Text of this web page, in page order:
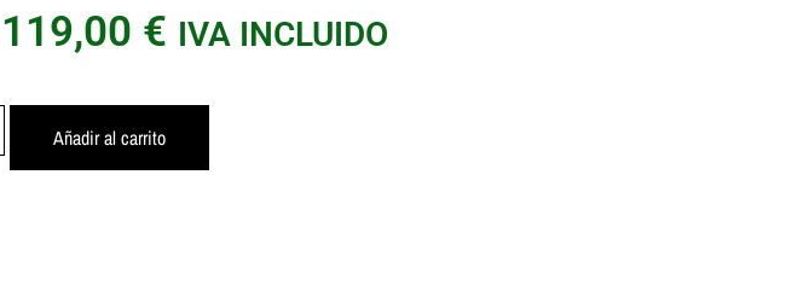
119,00 € IVA INCLUIDO
Añadir al carrito